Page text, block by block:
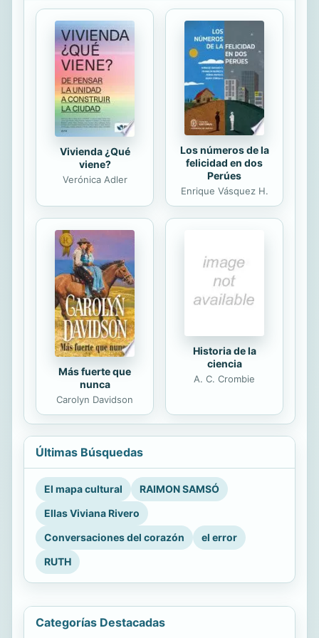
un modo de ser y de actuar, inédito
en su tiempo, algo más común en el
nuestro, pero todavía con necesidad
de volver los ojos hacia estas
personas cuya biografía sigue
suscitando admiración y sugiriendo...
Vivienda ¿Qué
viene?
Verónica Adler
Los números de la
felicidad en dos
Perúes
Enrique Vásquez H.
Más fuerte que
nunca
Carolyn Davidson
Historia de la
ciencia
A. C. Crombie
Últimas Búsquedas
El mapa cultural
RAIMON SAMSÓ
Ellas Viviana Rivero
Conversaciones del corazón
el error
RUTH
Categorías Destacadas